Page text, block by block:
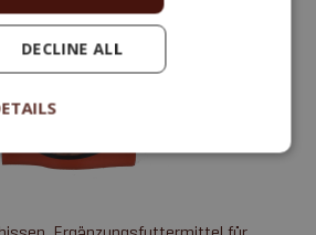
DECLINE ALL